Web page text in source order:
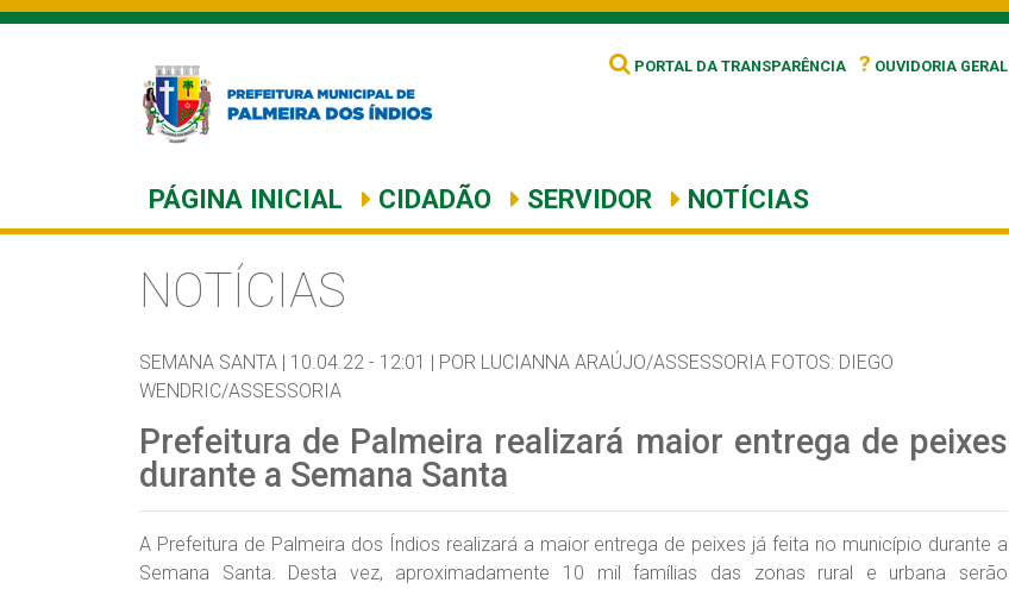
PORTAL DA TRANSPARÊNCIA ? OUVIDORIA GERAL
PÁGINA INICIAL CIDADÃO SERVIDOR NOTÍCIAS
NOTÍCIAS
SEMANA SANTA | 10.04.22 - 12:01 | POR LUCIANNA ARAÚJO/ASSESSORIA FOTOS: DIEGO
WENDRIC/ASSESSORIA
Prefeitura de Palmeira realizará maior entrega de peixes
durante a Semana Santa
A Prefeitura de Palmeira dos Índios realizará a maior entrega de peixes já feita no município durante a
Semana Santa. Desta vez, aproximadamente 10 mil famílias das zonas rural e urbana serão